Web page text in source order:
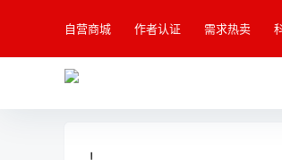
自营商城 作者认证 需求热卖